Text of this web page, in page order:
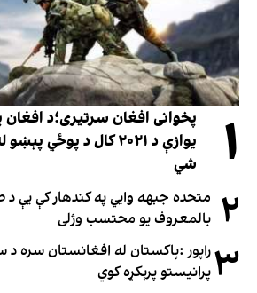
۱
پخوانی افغان سرتیری؛د
یوازې د ۲۰۲۱ کال د
شي
۲ متحده جبهه وايي په کندهار کې یې د
بالمعروف یو محتسب وژلی
۳راپور :پاکستان له افغانستان سره د
پرانیستو پرېکړه کوي